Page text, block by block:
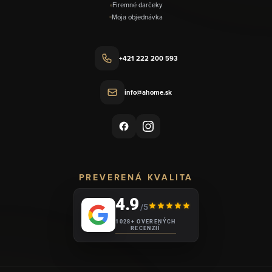
Firemné darčeky
Moja objednávka
+421 222 200 593
info@ahome.sk
PREVERENÁ KVALITA
4.9/5
1028+ OVERENÝCH
RECENZIÍ